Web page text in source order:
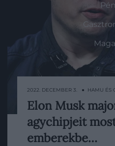
Bár rengeteg majom
februári állatkísérletei
következhetnek az
2022. DECEMBER 3. ● HAMU ÉS
Elon Musk
agychipjeit
emberekbe…
HG